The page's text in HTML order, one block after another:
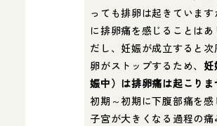
っても排卵は起きていま
に排卵痛を感じることは
だし、妊娠が成立すると
卵がストップするため、 妊
娠中）は排卵痛は起こりま
初期～初期に下腹部痛を感
子宮が大きくなる過程の痛